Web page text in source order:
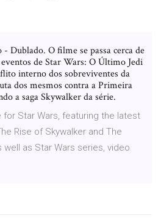
Dublado. O filme se passa cerca de
de Star Wars: O Último Jedi
interno dos sobreviventes da
dos mesmos contra a Primeira
a saga Skywalker da série.
for Star Wars, featuring the latest
Rise of Skywalker and The
well as Star Wars series, video